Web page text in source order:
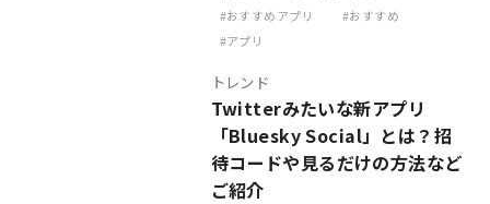
おすすめアプリ
おすすめ
アプリ
トレンド
Twitterみたいな新アプリ
「Bluesky Social」とは？招
待コードや見るだけの方法など
ご紹介